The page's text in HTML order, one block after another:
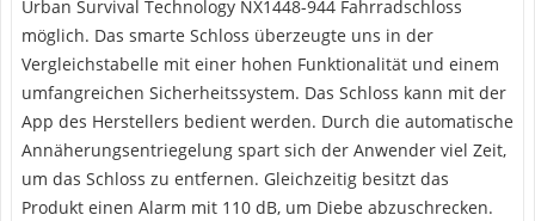
Urban Survival Technology NX1448-944 Fahrradschloss
möglich. Das smarte Schloss überzeugte uns in der
Vergleichstabelle mit einer hohen Funktionalität und einem
umfangreichen Sicherheitssystem. Das Schloss kann mit der
App des Herstellers bedient werden. Durch die automatische
Annäherungsentriegelung spart sich der Anwender viel Zeit,
um das Schloss zu entfernen. Gleichzeitig besitzt das
Produkt einen Alarm mit 110 dB, um Diebe abzuschrecken.